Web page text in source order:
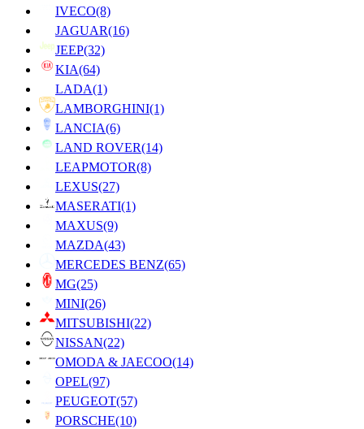
IVECO(8)
JAGUAR(16)
JEEP(32)
KIA(64)
LADA(1)
LAMBORGHINI(1)
LANCIA(6)
LAND ROVER(14)
LEAPMOTOR(8)
LEXUS(27)
MASERATI(1)
MAXUS(9)
MAZDA(43)
MERCEDES BENZ(65)
MG(25)
MINI(26)
MITSUBISHI(22)
NISSAN(22)
OMODA & JAECOO(14)
OPEL(97)
PEUGEOT(57)
PORSCHE(10)